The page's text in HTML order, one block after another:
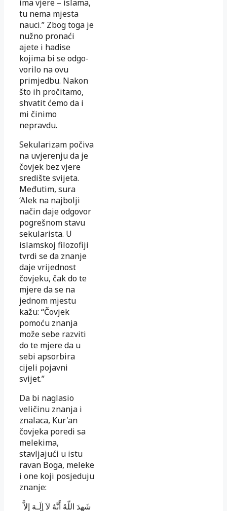
ima vjere – islama,
tu nema mjesta
nauci.” Zbog toga je
nužno pronaći
ajete i hadise
kojima bi se odgo­
vorilo na ovu
primjedbu. Nakon
što ih pročitamo,
shvatit ćemo da i
mi činimo
nepravdu.
Sekularizam počiva
na uvjerenju da je
čovjek bez vjere
središte svi­jeta.
Međutim, sura
‘Alek na najbolji
način daje odgovor
pogrešnom stavu
sekularista. U
islamskoj filozofiji
tvrdi se da znanje
daje vrijednost
čovjeku, čak do te
mjere da se na
jednom mjestu
kažu: “Čovjek
pomoću znanja
može sebe razviti
do te mjere da u
sebi apsorbira
cijeli pojavni
svijet.”
Da bi naglasio
veličinu znanja i
znalaca, Kur'an
čovjeka poredi sa
melekima,
stavljajući u istu
ravan Boga, meleke
i one koji posjeduju
znanje:
شَهِدَ اللّهُ أَنَّهُ لاَ إِلَـهَ إِلاَّ